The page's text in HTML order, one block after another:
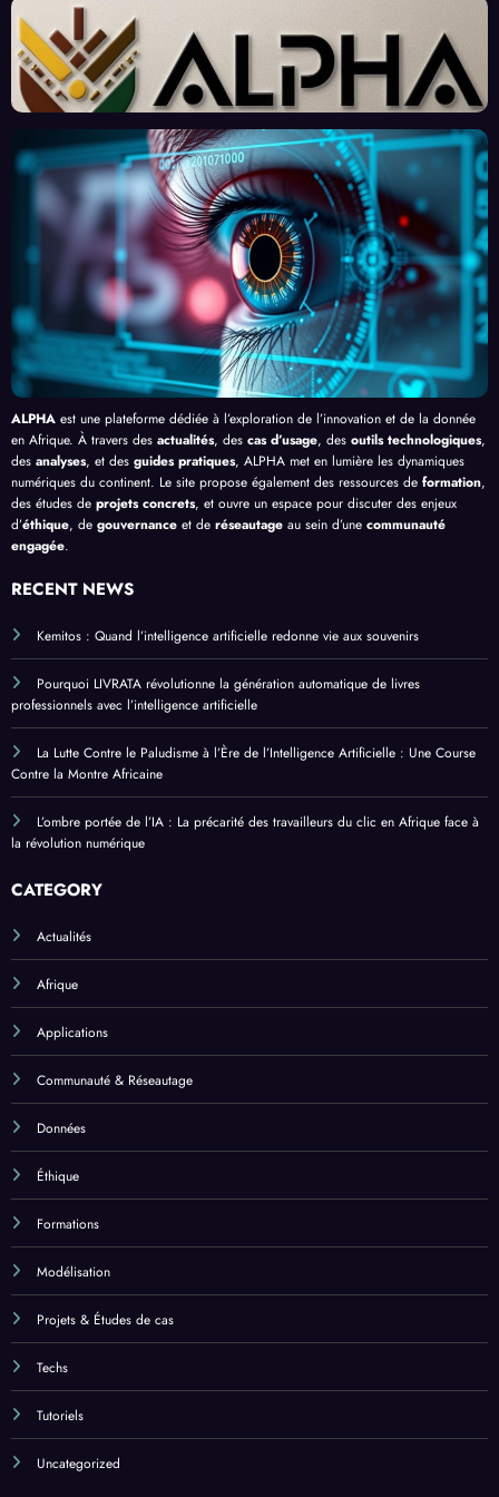
des
« Tra
vaille
urs
Clic »
en
Afriq
Nouv
eau
Front
contr
e le
Palud
isme
en
Afriq
ue
ains :
Enjeu
x et
Prom
esses
, au-
delà
de
Bang
ui
perts
Redé
finiss
ent
l’Effi
cacit
é de
l’IA
ALPHA est une plateforme dédiée à l’exploration de l’innovation et de la donnée
en Afrique. À travers des actualités, des cas d’usage, des outils technologiques,
des analyses, et des guides pratiques, ALPHA met en lumière les dynamiques
numériques du continent. Le site propose également des ressources de formation,
des études de projets concrets, et ouvre un espace pour discuter des enjeux
d’éthique, de gouvernance et de réseautage au sein d’une communauté
engagée.
RECENT NEWS
Kemitos : Quand l’intelligence artificielle redonne vie aux souvenirs
Pourquoi LIVRATA révolutionne la génération automatique de livres
professionnels avec l’intelligence artificielle
La Lutte Contre le Paludisme à l’Ère de l’Intelligence Artificielle : Une Course
Contre la Montre Africaine
L’ombre portée de l’IA : La précarité des travailleurs du clic en Afrique face à
la révolution numérique
CATEGORY
Actualités
Afrique
Applications
Communauté & Réseautage
Données
Éthique
Formations
Modélisation
Projets & Études de cas
Techs
Tutoriels
Uncategorized